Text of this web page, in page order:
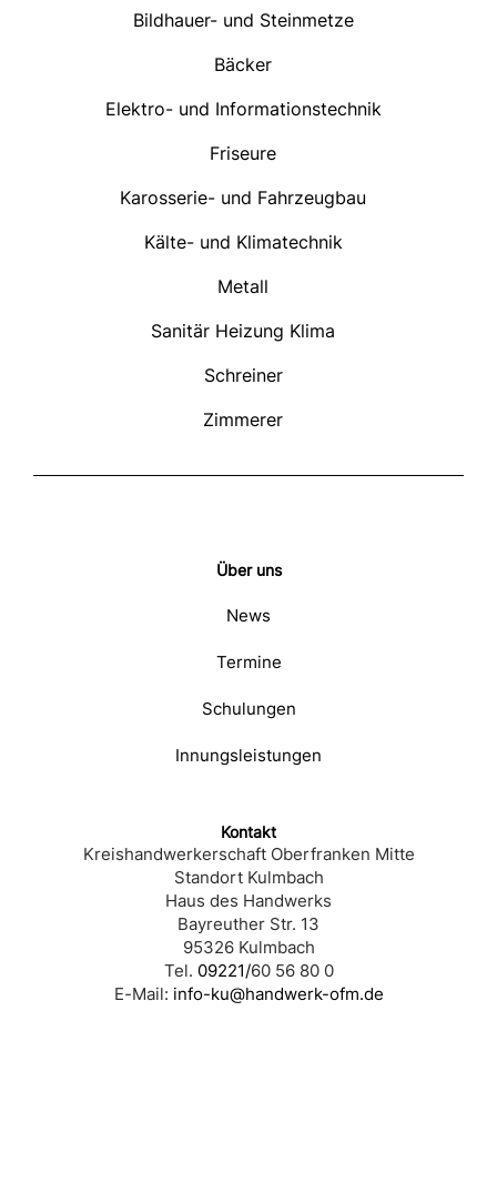
Bildhauer- und Steinmetze
Bäcker
Elektro- und Informationstechnik
Friseure
Karosserie- und Fahrzeugbau
Kälte- und Klimatechnik
Metall
Sanitär Heizung Klima
Schreiner
Zimmerer
Über uns
News
Termine
Schulungen
Innungsleistungen
Kontakt
Kreishandwerkerschaft Oberfranken Mitte
Standort Kulmbach
Haus des Handwerks
Bayreuther Str. 13
95326 Kulmbach
Tel. 09221/60 56 80 0
E-Mail: info-ku@handwerk-ofm.de